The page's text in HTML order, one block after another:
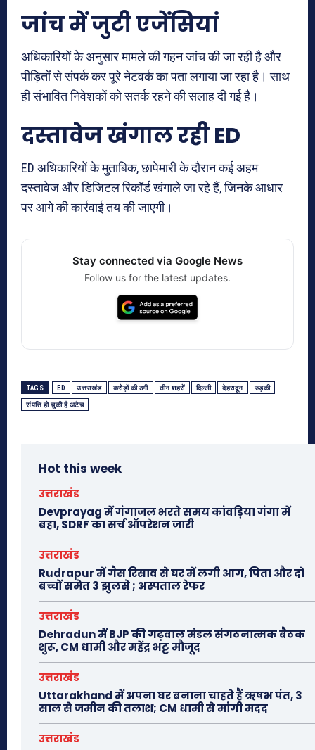
जांच में जुटी एजेंसियां
अधिकारियों के अनुसार मामले की गहन जांच की जा रही है और
पीड़ितों से संपर्क कर पूरे नेटवर्क का पता लगाया जा रहा है। साथ
ही संभावित निवेशकों को सतर्क रहने की सलाह दी गई है।
दस्तावेज खंगाल रही ED
ED अधिकारियों के मुताबिक, छापेमारी के दौरान कई अहम
दस्तावेज और डिजिटल रिकॉर्ड खंगाले जा रहे हैं, जिनके आधार
पर आगे की कार्रवाई तय की जाएगी।
Stay connected via Google News
Follow us for the latest updates.
TAGS ED उत्तराखंड करोड़ों की ठगी तीन शहरों दिल्ली देहरादून रुड़की
संपत्ति हो चुकी है अटैच
Hot this week
उत्तराखंड
Devprayag में गंगाजल भरते समय कांवड़िया गंगा में
बहा, SDRF का सर्च ऑपरेशन जारी
उत्तराखंड
Rudrapur में गैस रिसाव से घर में लगी आग, पिता और दो
बच्चों समेत 3 झुलसे ; अस्पताल रेफर
उत्तराखंड
Dehradun में BJP की गढ़वाल मंडल संगठनात्मक बैठक
शुरू, CM धामी और महेंद्र भट्ट मौजूद
उत्तराखंड
Uttarakhand में अपना घर बनाना चाहते हैं ऋषभ पंत, 3
साल से जमीन की तलाश; CM धामी से मांगी मदद
उत्तराखंड